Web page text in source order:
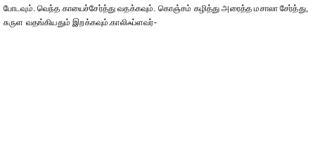
போடவும். வெந்த காயைச்சேர்த்து வதக்கவும். கொஞ்சம் கழித்து அரைத்த மசாலா சேர்த்து,
சுருள வதங்கியதும் இறக்கவும்.காலிஃப்ளவர்-